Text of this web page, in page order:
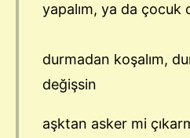
yapalım, ya da çocuk
durmadan koşalım,
değişsin
aşktan asker mi